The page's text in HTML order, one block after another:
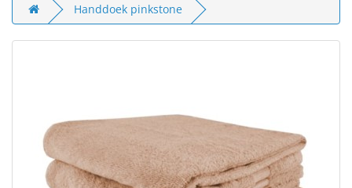
Handdoek pinkstone